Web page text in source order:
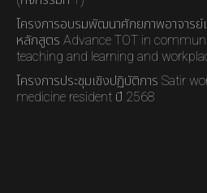
โครงการอบรมพัฒนาศักยภาพอาจาร
หลักสูตร Advance TOT in
teaching and learning and
โครงการประชุมเชิงปฏิบัติการ Satir
medicine resident ปี 2568